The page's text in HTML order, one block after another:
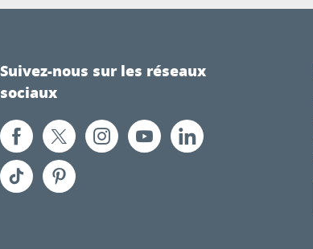
Suivez-nous sur les réseaux
sociaux